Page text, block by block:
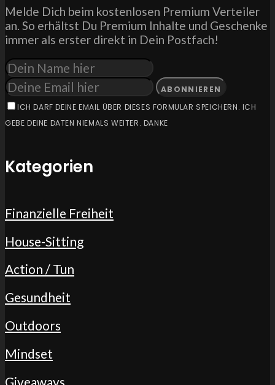
Melde Dich beim kostenlosen Premium Verteiler
an. So erhältst Du Premium Inhalte und Geschenke
immer als erster direkt in Dein Postfach!
ABONNIEREN
ICH DARF DEINE EMAIL ÜBER DIESES FORMULAR SPEICHERN. ICH
GEBE DEINE DATEN NIEMALS WEITER. DANKE
Kategorien
Finanzielle Freiheit
House-Sitting
Action / Tun
Gesundheit
Outdoors
Mindset
Giveaways